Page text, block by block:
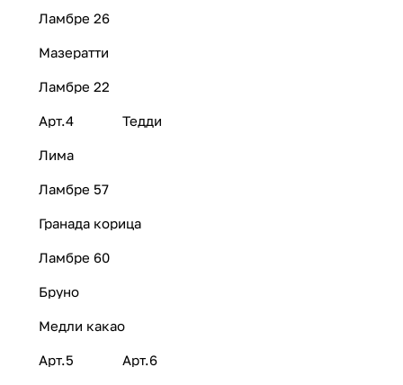
Ламбре 26
Мазератти
Ламбре 22
Арт.4 Тедди
Лима
Ламбре 57
Гранада корица
Ламбре 60
Бруно
Медли какао
Арт.5 Арт.6